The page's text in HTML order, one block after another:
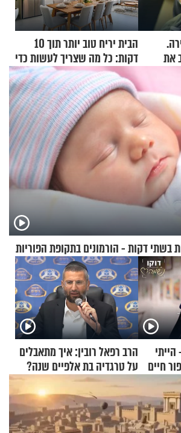
את
הבית יריח טוב יותר תוך 10
דקות: כל מה שצריך לעשות כדי
לרענן את הבית
בשתי דקות - הורמונים בתקופת הפוריות
חיים
הרב רפאל רובין: איך מתאבלים
על טרגדיה בת אלפיים שנה?